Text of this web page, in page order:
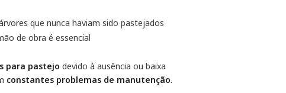
que nunca haviam sido pastejados
de obra é essencial
para pastejo devido à ausência ou baixa
constantes problemas de manutenção.